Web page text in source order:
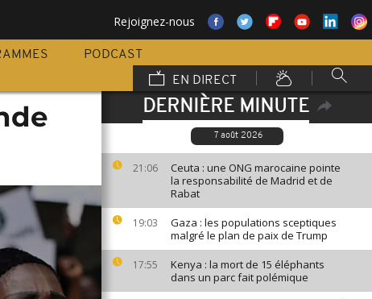
Rejoignez-nous
PODCAST
EN DIRECT
DERNIÈRE MINUTE
7 août 2026
21:06
Ceuta : une ONG marocaine pointe
la responsabilité de Madrid et de
Rabat
19:03
Gaza : les populations sceptiques
malgré le plan de paix de Trump
17:55
Kenya : la mort de 15 éléphants
dans un parc fait polémique